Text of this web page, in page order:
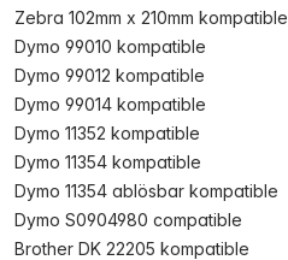
Zebra 102mm x 210mm kompatible
Dymo 99010 kompatible
Dymo 99012 kompatible
Dymo 99014 kompatible
Dymo 11352 kompatible
Dymo 11354 kompatible
Dymo 11354 ablösbar kompatible
Dymo S0904980 compatible
Brother DK 22205 kompatible